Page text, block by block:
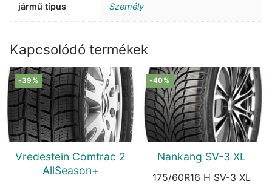
jármű típus Személy
Kapcsolódó termékek
-39%
Vredestein Comtrac 2
AllSeason+
-40%
Nankang SV-3 XL
175/60R16 H SV-3 XL